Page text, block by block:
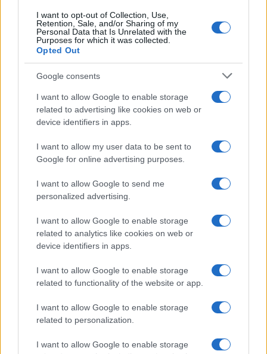
I want to opt-out of Collection, Use,
Retention, Sale, and/or Sharing of my
Personal Data that Is Unrelated with the
Purposes for which it was collected.
Opted Out
Google consents
I want to allow Google to enable storage
related to advertising like cookies on web or
device identifiers in apps.
I want to allow my user data to be sent to
Google for online advertising purposes.
I want to allow Google to send me
personalized advertising.
I want to allow Google to enable storage
related to analytics like cookies on web or
device identifiers in apps.
I want to allow Google to enable storage
related to functionality of the website or app.
I want to allow Google to enable storage
related to personalization.
I want to allow Google to enable storage
SHOW
29.07.17. 10:20
ŽIVOTNA DRAMA POZNATE PJEVAČICE: Izgubila
sada ima novu muku